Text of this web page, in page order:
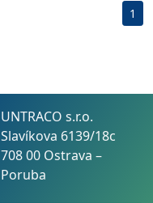
1
UNTRACO s.r.o.
Slavíkova 6139/18c
708 00 Ostrava –
Poruba